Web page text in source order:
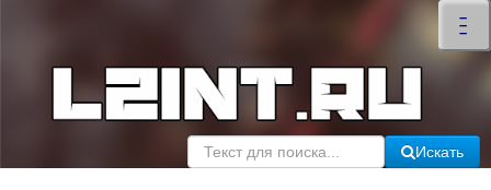
–
–
–
×
Искать